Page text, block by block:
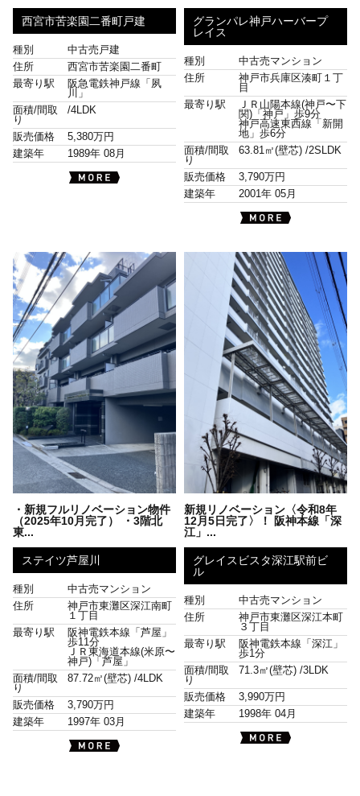
西宮市苦楽園二番町戸建
種別
中古売戸建
住所
西宮市苦楽園二番町
最寄り駅
阪急電鉄神戸線「夙
川」
面積/間取
り
/4LDK
販売価格
5,380万円
建築年
1989年 08月
グランパレ神戸ハーバープ
レイス
種別
中古売マンション
住所
神戸市兵庫区湊町１丁
目
最寄り駅
ＪＲ山陽本線(神戸〜下
関)「神戸」歩9分
神戸高速東西線「新開
地」歩6分
面積/間取
り
63.81㎡(壁芯) /2SLDK
販売価格
3,790万円
建築年
2001年 05月
・新規フルリノベーション物件
（2025年10月完了） ・3階北
東...
ステイツ芦屋川
種別
中古売マンション
住所
神戸市東灘区深江南町
１丁目
最寄り駅
阪神電鉄本線「芦屋」
歩11分
ＪＲ東海道本線(米原〜
神戸)「芦屋」
面積/間取
り
87.72㎡(壁芯) /4LDK
販売価格
3,790万円
建築年
1997年 03月
新規リノベーション〈令和8年
12月5日完了〉！ 阪神本線「深
江」...
グレイスビスタ深江駅前ビ
ル
種別
中古売マンション
住所
神戸市東灘区深江本町
３丁目
最寄り駅
阪神電鉄本線「深江」
歩1分
面積/間取
り
71.3㎡(壁芯) /3LDK
販売価格
3,990万円
建築年
1998年 04月